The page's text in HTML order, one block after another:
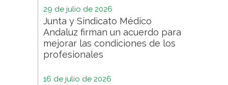
29 de julio de 2026
Junta y Sindicato Médico
Andaluz firman un acuerdo para
mejorar las condiciones de los
profesionales
16 de julio de 2026